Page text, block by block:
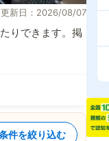
新日：2026/08/07
りできます。掲
件を絞り込む